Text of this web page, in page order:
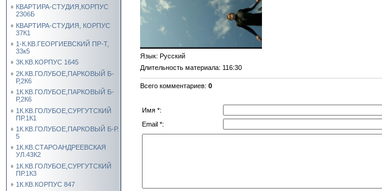
КВАРТИРА-СТУДИЯ,КОРПУС
2306Б
КВАРТИРА-СТУДИЯ, КОРПУС
37К1
1-К.КВ.ГЕОРГИЕВСКИЙ ПР-Т,
33к5
3К.КВ.КОРПУС 1645
2К.КВ.ГОЛУБОЕ,ПАРКОВЫЙ Б-
Р,2К6
1К.КВ.ГОЛУБОЕ,ПАРКОВЫЙ Б-
Р,2К6
1К.КВ.ГОЛУБОЕ,СУРГУТСКИЙ
ПР.1К1
1К.КВ.ГОЛУБОЕ,ПАРКОВЫЙ Б-Р.
5
1К.КВ.СТАРОАНДРЕЕВСКАЯ
УЛ.43К2
1К.КВ.ГОЛУБОЕ,СУРГУТСКИЙ
ПР.1К3
1К.КВ.КОРПУС 847
Язык: Русский
Длительность материала: 116:30
Всего комментариев: 0
Имя *:
Email *: